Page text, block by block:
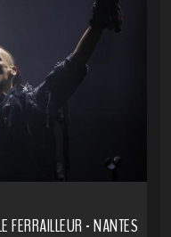
FERRAILLEUR - NANTES